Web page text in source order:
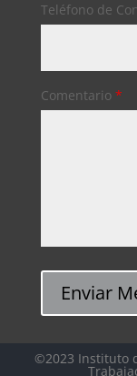
Teléfono de
Comentario *
Enviar
©2023 Instituto